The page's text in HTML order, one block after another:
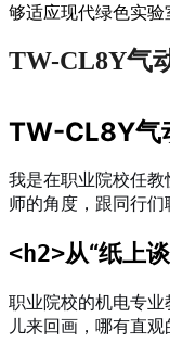
够适应现代绿色实验
TW-CL8Y气
TW-CL8Y气
我是在职业院校任
师的角度，跟同行们
<h2>从“纸上
职业院校的机电专
儿来回画，哪有直观